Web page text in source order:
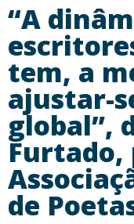
“A
tem, a
ajustar-
global”,
Furtado,
de